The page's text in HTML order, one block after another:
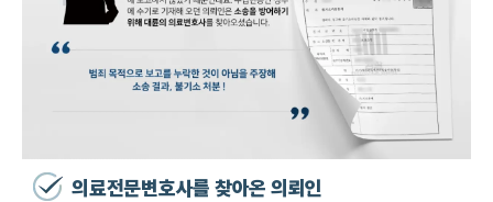
의료전문변호사를 찾아온 의뢰인